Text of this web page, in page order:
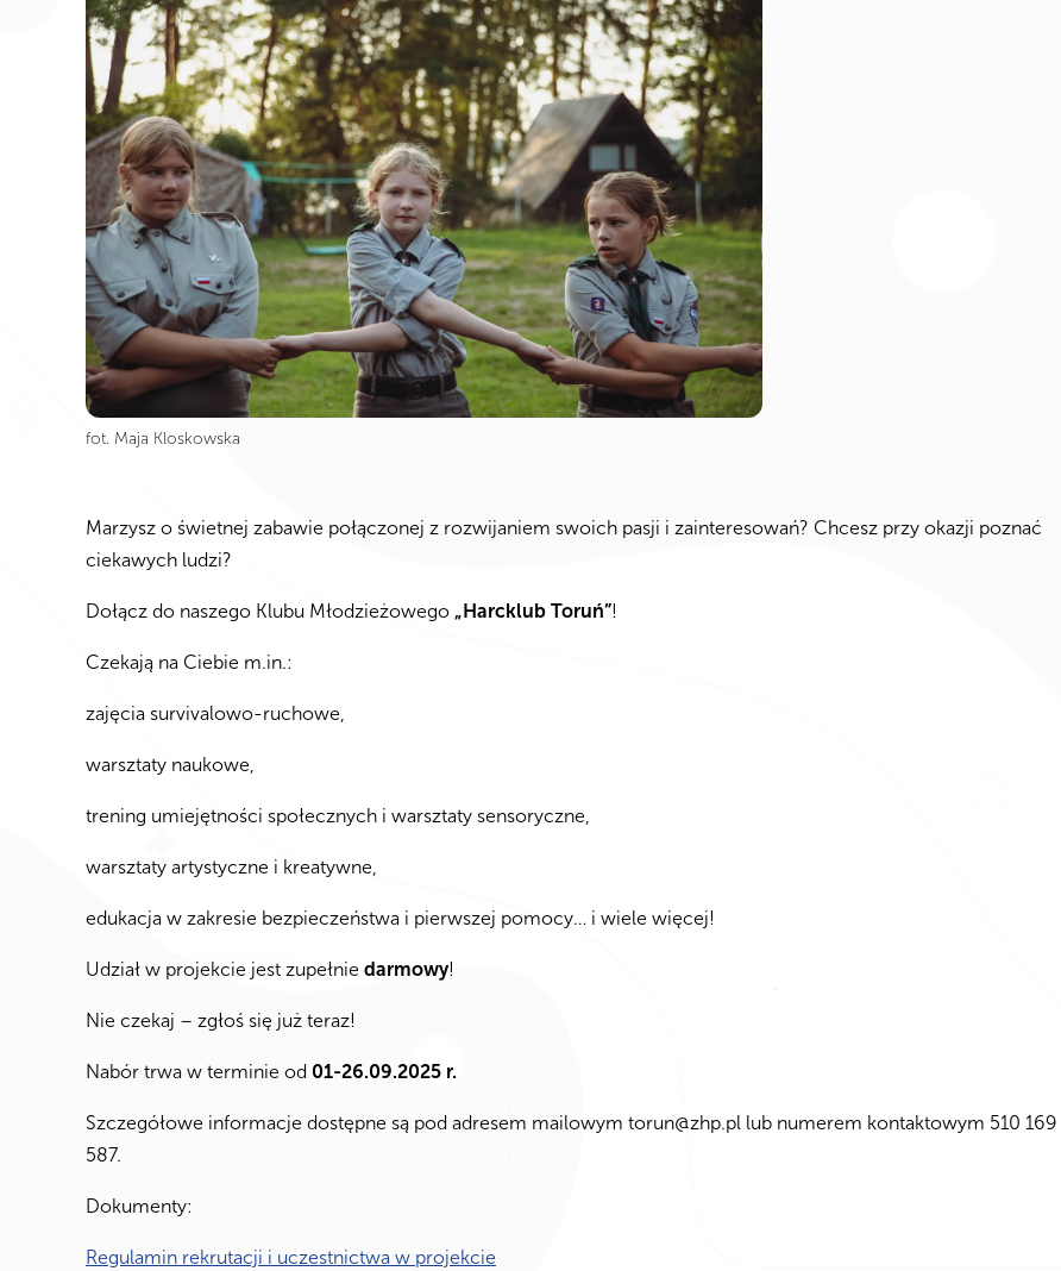
fot. Maja Kloskowska
Marzysz o świetnej zabawie połączonej z rozwijaniem swoich pasji i zainteresowań? Chcesz przy okazji poznać
ciekawych ludzi?
Dołącz do naszego Klubu Młodzieżowego „Harcklub Toruń”!
Czekają na Ciebie m.in.:
zajęcia survivalowo-ruchowe,
warsztaty naukowe,
trening umiejętności społecznych i warsztaty sensoryczne,
warsztaty artystyczne i kreatywne,
edukacja w zakresie bezpieczeństwa i pierwszej pomocy… i wiele więcej!
Udział w projekcie jest zupełnie darmowy!
Nie czekaj – zgłoś się już teraz!
Nabór trwa w terminie od 01-26.09.2025 r.
Szczegółowe informacje dostępne są pod adresem mailowym torun@zhp.pl lub numerem kontaktowym 510 169
587.
Dokumenty:
Regulamin rekrutacji i uczestnictwa w projekcie